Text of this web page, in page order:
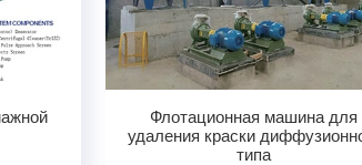
Флотационная машина для
удаления краски
типа